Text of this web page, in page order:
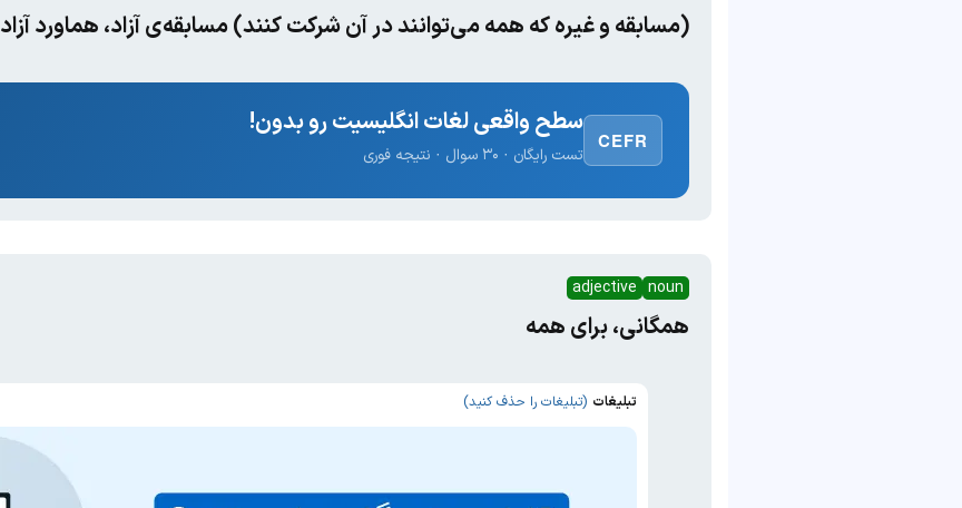
(مسابقه و غیره که همه می‌توانند در آن شرکت کنند) مسابقه‌ی آزاد، هماورد آزاد
CEFR
سطح واقعی لغات انگلیسیت رو بدون!
تست رایگان · ۳۰ سوال · نتیجه فوری
noun
adjective
همگانی، برای همه
تبلیغات (تبلیغات را حذف کنید)